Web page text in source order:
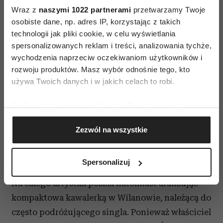
Wraz z naszymi 1022 partnerami przetwarzamy Twoje
osobiste dane, np. adres IP, korzystając z takich
technologii jak pliki cookie, w celu wyświetlania
spersonalizowanych reklam i treści, analizowania tychże,
wychodzenia naprzeciw oczekiwaniom użytkowników i
rozwoju produktów. Masz wybór odnośnie tego, kto
używa Twoich danych i w jakich celach to robi.
Gromadzić dane dotyczące Twojej lokalizacji
geograficznej z dokładnością nawet do kilku metrów
Identyfikować Twoje urządzenie, aktywnie
(fingerprinting, czyli wirtualny odcisk palca)
dane są przetwarzane oraz ustaw własne preferencje w
sekcji szczegółów
. W Deklaracji plików cookie możesz
zmienić lub wycofać swoją zgodę w dowolnej chwili.
Zezwól na wszystkie
Spersonalizuj
i kolorystyką.
Aleksandra Laska, stylizacja
Na całego artystka poszła natomiast aranżując
kompaktowa kawalerką w Wilanowie, należącą do
często podróżującego singla. Ponieważ właściciel